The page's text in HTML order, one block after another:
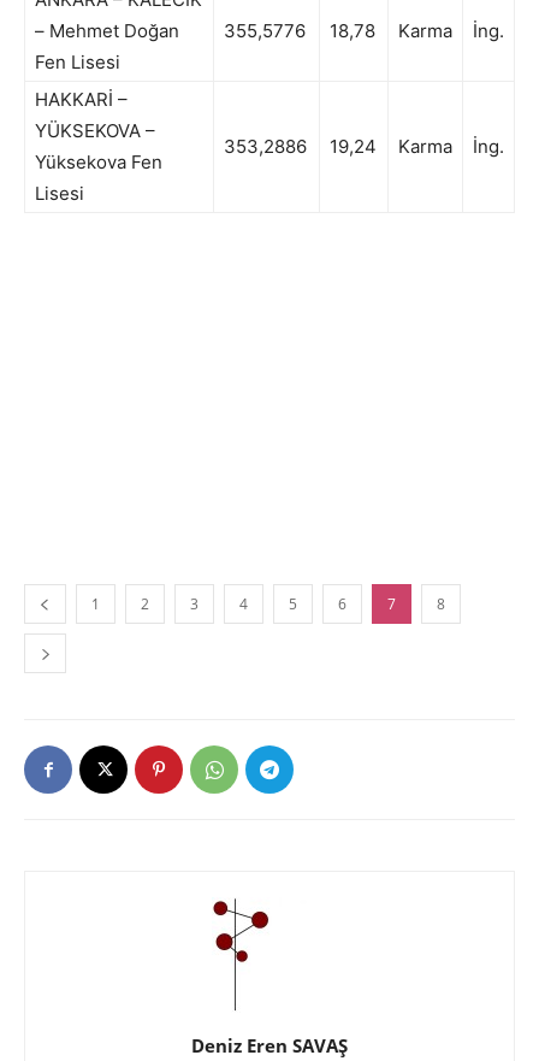
– Mehmet Doğan
Fen Lisesi
355,5776 18,78 Karma İng.
HAKKARİ –
YÜKSEKOVA –
Yüksekova Fen
Lisesi
353,2886 19,24 Karma İng.
1 2 3 4 5 6 7 8
Deniz Eren SAVAŞ